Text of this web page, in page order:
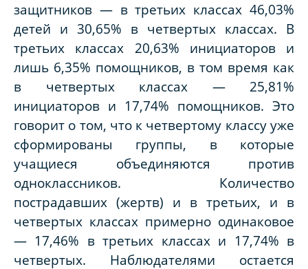
защитников — в третьих классах 46,03%
детей и 30,65% в четвертых классах. В
третьих классах 20,63% инициаторов и
лишь 6,35% помощников, в том время как
в четвертых классах — 25,81%
инициаторов и 17,74% помощников. Это
говорит о том, что к четвертому классу уже
сформированы группы, в которые
учащиеся объединяются против
одноклассников. Количество
пострадавших (жертв) и в третьих, и в
четвертых классах примерно одинаковое
— 17,46% в третьих классах и 17,74% в
четвертых. Наблюдателями остается